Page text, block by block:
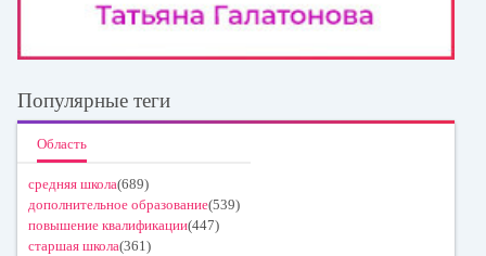
Популярные теги
Область
средняя школа(689)
дополнительное образование(539)
повышение квалификации(447)
старшая школа(361)